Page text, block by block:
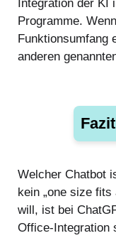
Integration der
Programme.
Funktionsumfang
anderen
Welcher Chatbot
kein „one size
will, ist bei
Office-Integration